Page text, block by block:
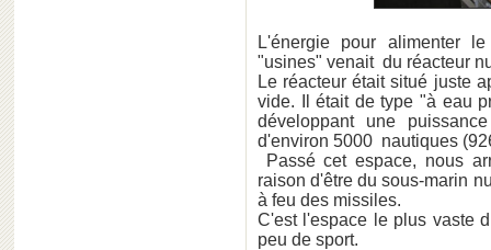
L'énergie pour alimenter
"usines" venait du réacteur
Le réacteur était situé juste
vide. Il était de type "à eau
développant une
d'environ 5000 nautiques
Passé cet espace, nous
raison d'être du sous-marin
à feu des missiles.
C'est l'espace le plus vaste
peu de sport.